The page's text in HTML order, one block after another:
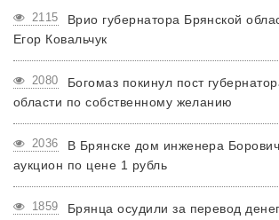
2115
Врио губернатора Брянской
Егор Ковальчук
2080
Богомаз покинул пост
области по собственному желанию
2036
В Брянске дом инженера
аукцион по цене 1 рубль
1859
Брянца осудили за перевод